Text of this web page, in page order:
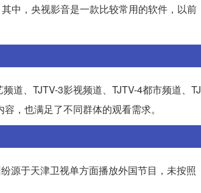
中，央视影音是一款比较常用的软件，以前
道、TJTV-3影视频道、TJTV-4都市频道、TJ
，也满足了不同群体的观看需求。
源于天津卫视单方面播放外国节目，未按照